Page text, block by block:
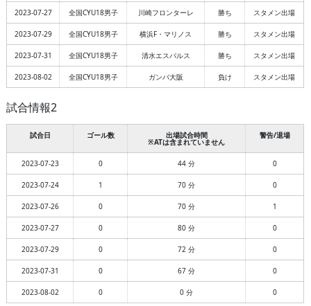
2023-07-27 全国CYU18男子 川崎フロンターレ 勝ち スタメン出場
2023-07-29 全国CYU18男子 横浜F・マリノス 勝ち スタメン出場
2023-07-31 全国CYU18男子 清水エスパルス 勝ち スタメン出場
2023-08-02 全国CYU18男子 ガンバ大阪 負け スタメン出場
試合情報2
試合日 ゴール数 出場試合時間
※ATは含まれていません
警告/退場
2023-07-23 0 44 分 0
2023-07-24 1 70 分 0
2023-07-26 0 70 分 1
2023-07-27 0 80 分 0
2023-07-29 0 72 分 0
2023-07-31 0 67 分 0
2023-08-02 0 0 分 0